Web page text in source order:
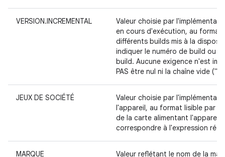
VERSION.INCREMENTAL
Valeur choisie par
en cours d'exécution, au format
différents builds mis à la
indiquer le numéro de build ou
build. Aucune exigence n'est
PAS être nul ni la chaîne vide ("").
JEUX DE SOCIÉTÉ
Valeur choisie par
l'appareil, au format lisible par
de la carte alimentant l'appareil.
correspondre à l'expression
MARQUE
Valeur reflétant le nom de la